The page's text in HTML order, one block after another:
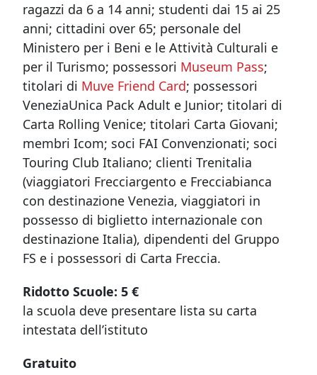
ragazzi da 6 a 14 anni; studenti dai 15 ai 25
anni; cittadini over 65; personale del
Ministero per i Beni e le Attività Culturali e
per il Turismo; possessori Museum Pass;
titolari di Muve Friend Card; possessori
VeneziaUnica Pack Adult e Junior; titolari di
Carta Rolling Venice; titolari Carta Giovani;
membri Icom; soci FAI Convenzionati; soci
Touring Club Italiano; clienti Trenitalia
(viaggiatori Frecciargento e Frecciabianca
con destinazione Venezia, viaggiatori in
possesso di biglietto internazionale con
destinazione Italia), dipendenti del Gruppo
FS e i possessori di Carta Freccia.
Ridotto Scuole: 5 €
la scuola deve presentare lista su carta
intestata dell’istituto
Gratuito